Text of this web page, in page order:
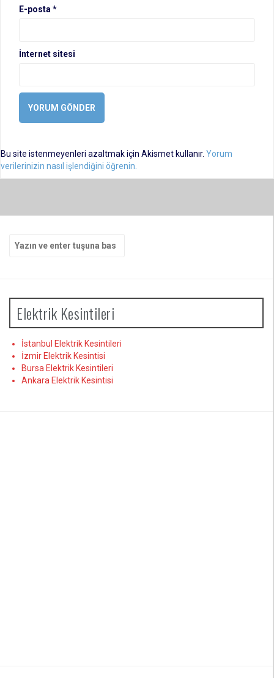
E-posta *
İnternet sitesi
Bu site istenmeyenleri azaltmak için Akismet kullanır. Yorum
verilerinizin nasıl işlendiğini öğrenin.
yap:
Elektrik Kesintileri
İstanbul Elektrik Kesintileri
İzmir Elektrik Kesintisi
Bursa Elektrik Kesintileri
Ankara Elektrik Kesintisi